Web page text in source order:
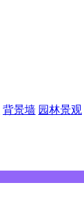
背景墙 园林景观